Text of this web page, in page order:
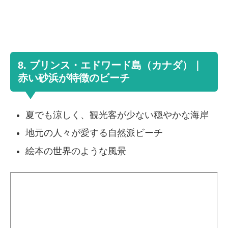
8. プリンス・エドワード島（カナダ）｜
赤い砂浜が特徴のビーチ
夏でも涼しく、観光客が少ない穏やかな海岸
地元の人々が愛する自然派ビーチ
絵本の世界のような風景